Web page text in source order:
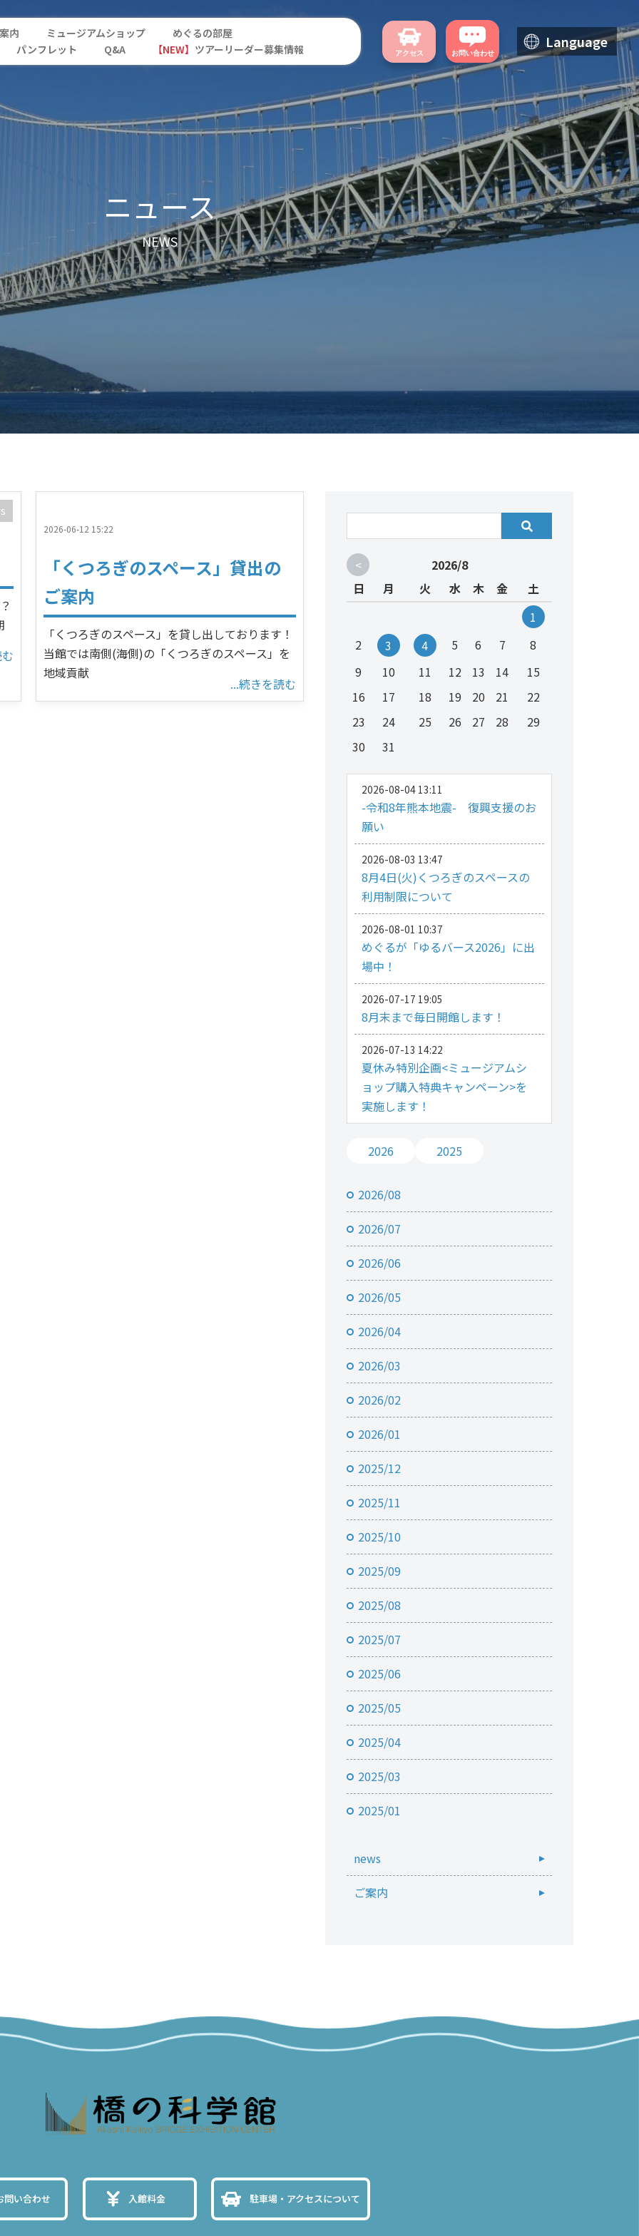
内 ミュージアムショップ
めぐるの部屋
パンフレット Q&A 【NEW】 ツアーリーダー募集情報 アクセス お問い合わせ
Language
ニュース
NEWS
2026-06-12 15:22
「くつろぎのスペース」貸出の
ご案内
「くつろぎのスペース」を貸し出しております！
当館では南側(海側)の「くつろぎのスペース」を
地域貢献
...続きを読む
<
2026/8
日
月 火 水 木 金
土
1
2
3 4 5 6 7
8
9
10 11 12 13 14
15
16
17 18 19 20 21
22
23
24 25 26 27 28
29
30
31
2026-08-04 13:11
-令和8年熊本地震- 復興支援のお
願い
2026-08-03 13:47
8月4日(火)くつろぎのスペースの
利用制限について
2026-08-01 10:37
めぐるが「ゆるバース2026」に出
場中！
2026-07-17 19:05
8月末まで毎日開館します！
2026-07-13 14:22
夏休み特別企画<ミュージアムシ
ョップ購入特典キャンペーン>を
実施します！
2026 2025
2026/08
2026/07
2026/06
2026/05
2026/04
2026/03
2026/02
2026/01
2025/12
2025/11
2025/10
2025/09
2025/08
2025/07
2025/06
2025/05
2025/04
2025/03
2025/01
news
ご案内
問い合わせ 入館料金 駐車場・アクセスについて